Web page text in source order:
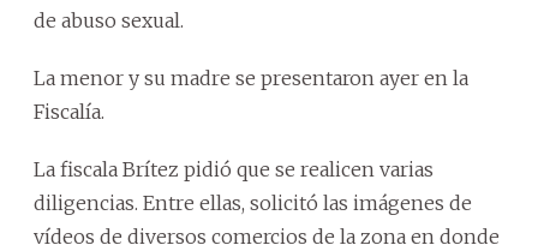
de abuso sexual.
La menor y su madre se presentaron ayer en la
Fiscalía.
La fiscala Brítez pidió que se realicen varias
diligencias. Entre ellas, solicitó las imágenes de
vídeos de diversos comercios de la zona en donde